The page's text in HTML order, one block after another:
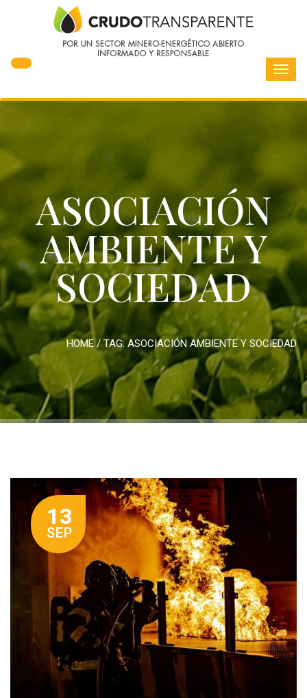
ASOCIACIÓN
AMBIENTE Y
SOCIEDAD
HOME / TAG:ASOCIACIÓN AMBIENTE Y SOCIEDAD
13
SEP